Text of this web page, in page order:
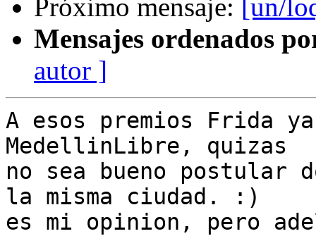
Próximo mensaje: [un/
Mensajes ordenados
autor ]
A esos premios Frida
MedellinLibre, quizas
no sea bueno postular
la misma ciudad. :)
es mi opinion, pero